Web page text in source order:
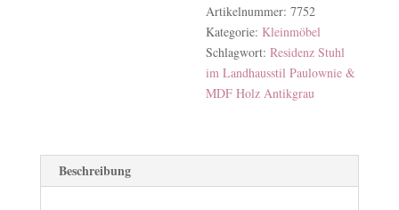
Artikelnummer:7752
Kategorie: Kleinmöbel
Schlagwort:Residenz Stuhl
im Landhausstil Paulownie &
MDF Holz Antikgrau
Beschreibung